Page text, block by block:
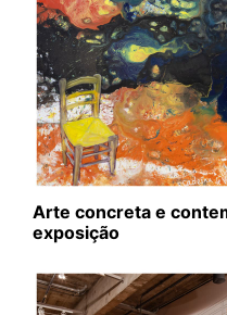
Arte concreta e
exposição